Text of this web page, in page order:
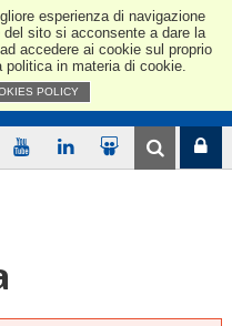
esperienza di navigazione
sito si acconsente a dare la
accedere ai cookie sul proprio
in materia di cookie.
POLICY